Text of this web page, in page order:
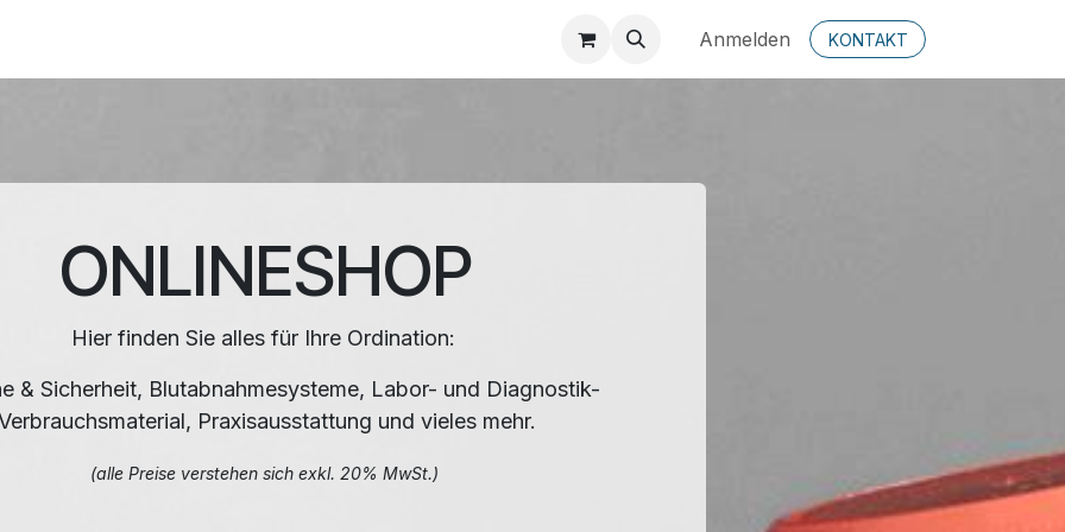
Anmelden KONTAKT
ONLINESHOP
Hier finden Sie alles für Ihre Ordination:
& Sicherheit, Blutabnahmesysteme, Labor- und Diagnostik-
Praxisausstattung und vieles mehr.
(alle Preise verstehen sich exkl. 20% MwSt.)